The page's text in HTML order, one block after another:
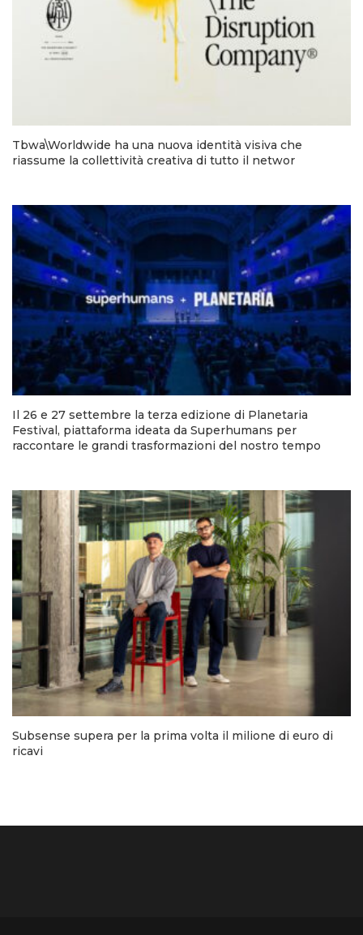
Tbwa\Worldwide ha una nuova identità visiva che
riassume la collettività creativa di tutto il networ
Il 26 e 27 settembre la terza edizione di Planetaria
Festival, piattaforma ideata da Superhumans per
raccontare le grandi trasformazioni del nostro tempo
Subsense supera per la prima volta il milione di euro di
ricavi